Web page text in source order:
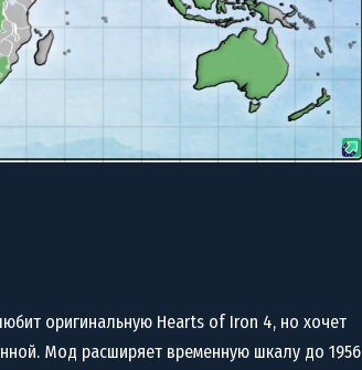
оригинальную Hearts of Iron 4, но хочет
Мод расширяет временную шкалу до 1956